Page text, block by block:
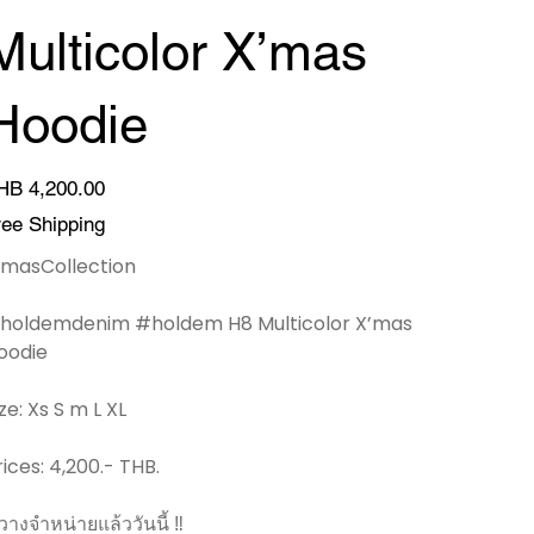
X’mas
4,200.00
Shipping
#holdem H8 Multicolor X’mas
Xs S m L XL
4,200.- THB.
างจำหน่ายแล้ววันนี้ ‼️